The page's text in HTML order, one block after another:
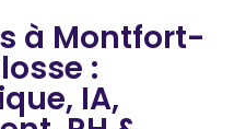
à Montfort-
:
IA,